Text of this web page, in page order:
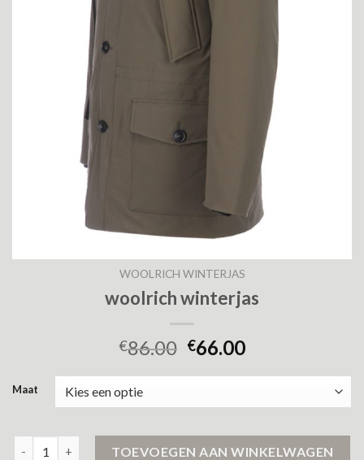
WOOLRICH WINTERJAS
woolrich winterjas
€86.00 €66.00
Maat
TOEVOEGEN AAN WINKELWAGEN